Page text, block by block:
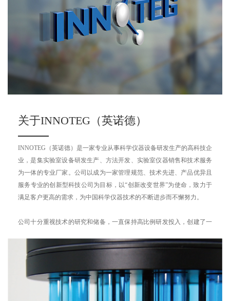
关于INNOTEG（英诺德）
INNOTEG（英诺德）是一家专业从事科学仪器设备研发生产的高科技企
业，是集实验室设备研发生产、方法开发、实验室仪器销售和技术服务
为一体的专业厂家。公司以成为一家管理规范、技术先进、产品优异且
服务专业的创新型科技公司为目标，以“创新改变世界”为使命，致力于
满足客户更高的需求，为中国科学仪器技术的不断进步而不懈努力。
公司十分重视技术的研究和储备，一直保持高比例研发投入，创建了一
在仪器分析技术领域开展了卓有成效的研究开发工作。此外，英诺德还
与各大科研院所、高校合作，积极推进科技成果项目的产业化。我们的
目标是不断研发出能够帮助客户提高工作效率的自动化设备，同时，英
诺德与国内外知名仪器设备厂家建立长期战略合作伙伴关系，为广大客
户提供更多产品及一站式的解决方案。